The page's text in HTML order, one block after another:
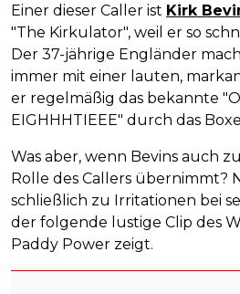
Einer dieser Caller ist Kirk
"The Kirkulator", weil er so
Der 37-jährige Engländer
immer mit einer lauten,
er regelmäßig das bekannte
EIGHHHTIEEE" durch das
Was aber, wenn Bevins auch
Rolle des Callers übernimmt?
schließlich zu Irritationen bei
der folgende lustige Clip des
Paddy Power zeigt.